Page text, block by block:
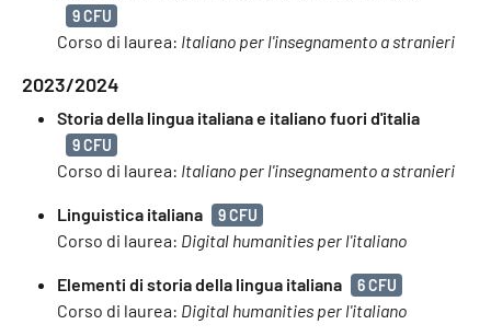
9 CFU
Corso di laurea: Italiano per l'insegnamento a stranieri
2023/2024
Storia della lingua italiana e italiano fuori d'italia
9 CFU
Corso di laurea: Italiano per l'insegnamento a stranieri
Linguistica italiana 9 CFU
Corso di laurea: Digital humanities per l'italiano
Elementi di storia della lingua italiana 6 CFU
Corso di laurea: Digital humanities per l'italiano